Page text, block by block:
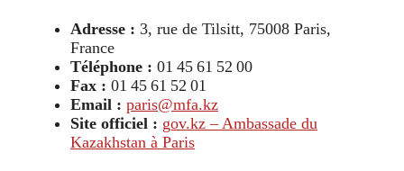
Adresse : 3, rue de Tilsitt, 75008 Paris,
France
Téléphone : 01 45 61 52 00
Fax : 01 45 61 52 01
Email : paris@mfa.kz
Site officiel : gov.kz – Ambassade du
Kazakhstan à Paris